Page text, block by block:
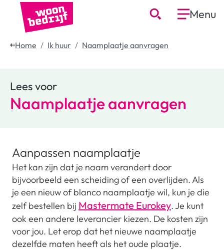
Menu
Home Ik huur Naamplaatje aanvragen
Lees voor
Naamplaatje aanvragen
Aanpassen naamplaatje
Het kan zijn dat je naam verandert door
bijvoorbeeld een scheiding of een overlijden. Als
je een nieuw of blanco naamplaatje wil, kun je die
zelf bestellen bij Mastermate Eurokey. Je kunt
ook een andere leverancier kiezen. De kosten zijn
voor jou. Let erop dat het nieuwe naamplaatje
dezelfde maten heeft als het oude plaatje.